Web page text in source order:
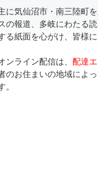
に気仙沼市・南三陸町
の報道、多岐にわたる
る紙面を心がけ、皆様
ンライン配信は、 配達
のお住まいの地域によ
。